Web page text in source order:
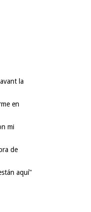
la
en
mi
de
aquí"